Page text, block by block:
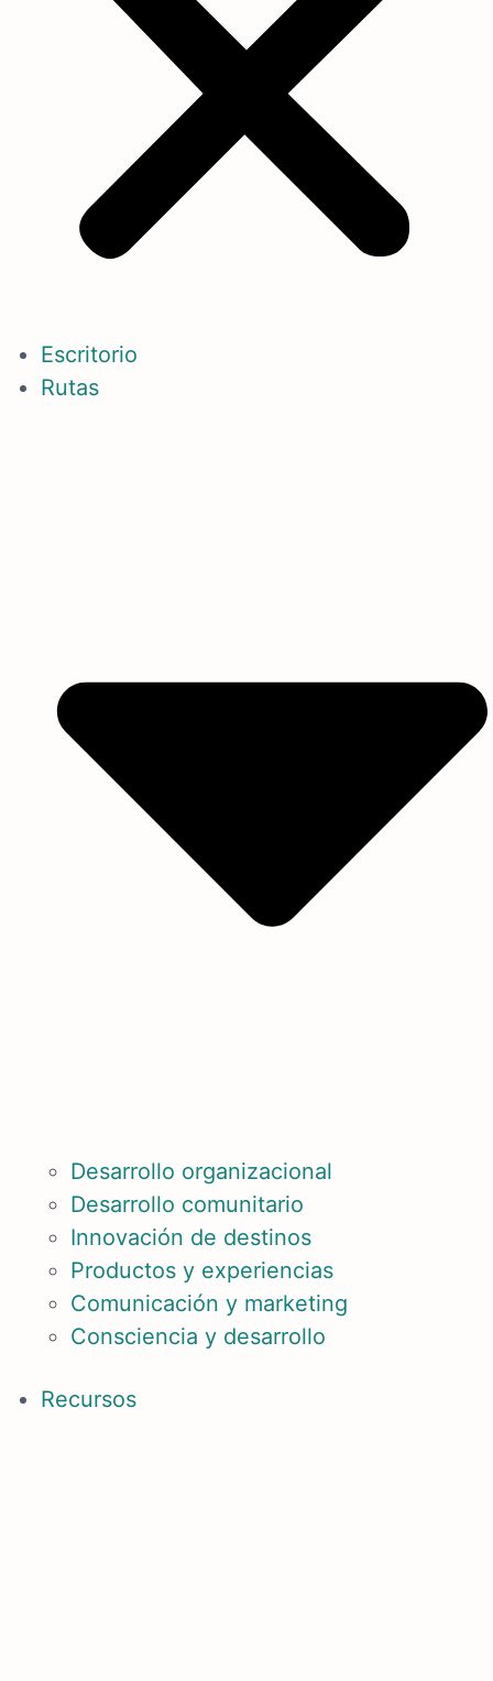
Escritorio
Rutas
Desarrollo organizacional
Desarrollo comunitario
Innovación de destinos
Productos y experiencias
Comunicación y marketing
Consciencia y desarrollo
Recursos